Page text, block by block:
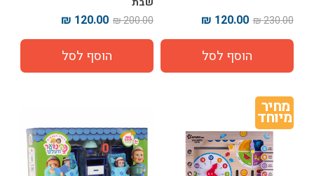
230.00 ₪
120.00 ₪
200.00 ₪
120.00 ₪
מחיר
מיוחד